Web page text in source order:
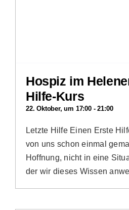
Hospiz im
Hilfe-Kurs
22. Oktober, um 17:00-21:00
Letzte Hilfe Einen Erste
von uns schon einmal
Hoffnung, nicht in eine
der wir dieses Wissen